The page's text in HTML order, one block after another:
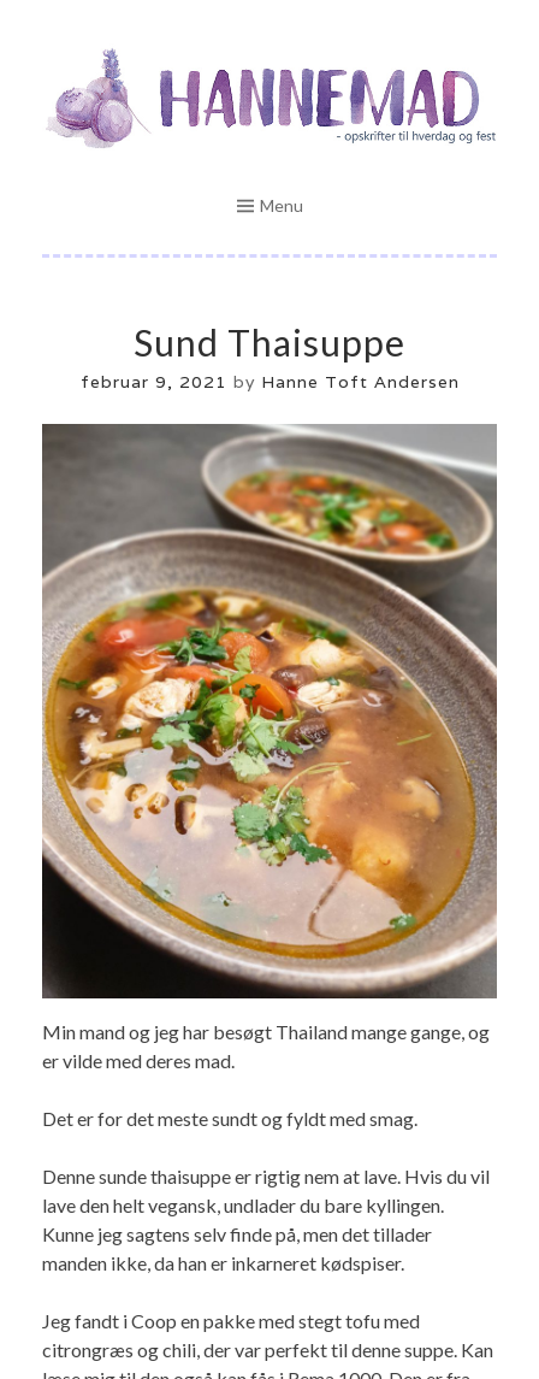
content
HANNEMAD.DK
Opskrifter til hverdag og fest
Menu
Sund Thaisuppe
februar 9, 2021 by Hanne Toft Andersen
Min mand og jeg har besøgt Thailand mange gange, og
er vilde med deres mad.
Det er for det meste sundt og fyldt med smag.
Denne sunde thaisuppe er rigtig nem at lave. Hvis du vil
lave den helt vegansk, undlader du bare kyllingen.
Kunne jeg sagtens selv finde på, men det tillader
manden ikke, da han er inkarneret kødspiser.
Jeg fandt i Coop en pakke med stegt tofu med
citrongræs og chili, der var perfekt til denne suppe. Kan